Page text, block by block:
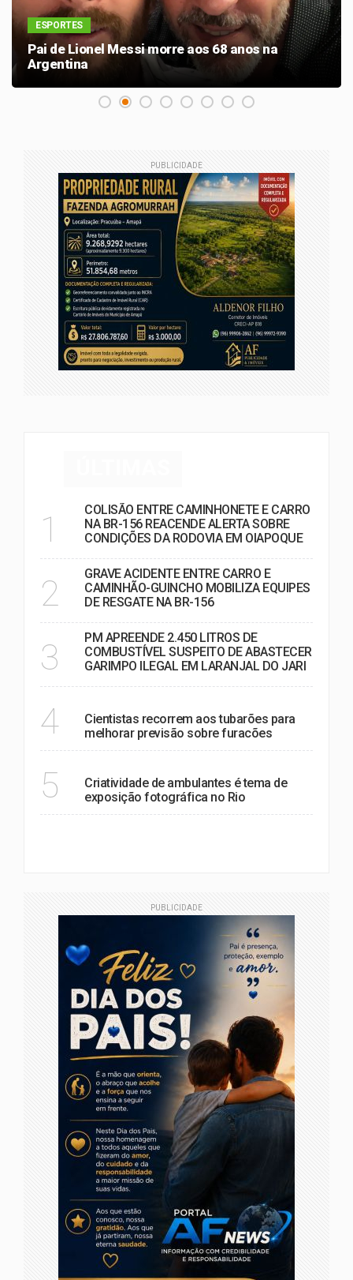
ESPORTES
Pai de Lionel Messi morre aos 68 anos na
Argentina
PUBLICIDADE
1
COLISÃO ENTRE CAMINHONETE E CARRO
NA BR-156 REACENDE ALERTA SOBRE
CONDIÇÕES DA RODOVIA EM OIAPOQUE
2
GRAVE ACIDENTE ENTRE CARRO E
CAMINHÃO-GUINCHO MOBILIZA EQUIPES
DE RESGATE NA BR-156
3
PM APREENDE 2.450 LITROS DE
COMBUSTÍVEL SUSPEITO DE ABASTECER
GARIMPO ILEGAL EM LARANJAL DO JARI
4
Cientistas recorrem aos tubarões para
melhorar previsão sobre furacões
5
Criatividade de ambulantes é tema de
exposição fotográfica no Rio
PUBLICIDADE